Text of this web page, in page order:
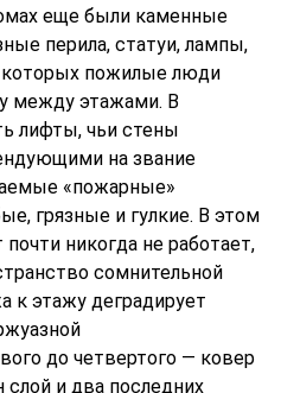
еще были каменные
перила, статуи, лампы,
которых пожилые люди
между этажами. В
лифты, чьи стены
на звание
«пожарные»
грязные и гулкие. В этом
никогда не работает,
сомнительной
к этажу деградирует
до четвертого — ковер
слой и два последних